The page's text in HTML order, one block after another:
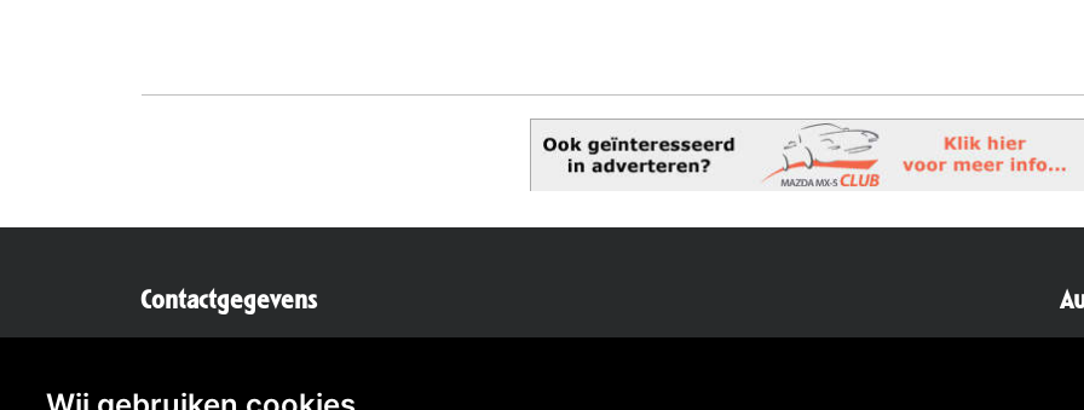
Contactgegevens
Mail secretaris